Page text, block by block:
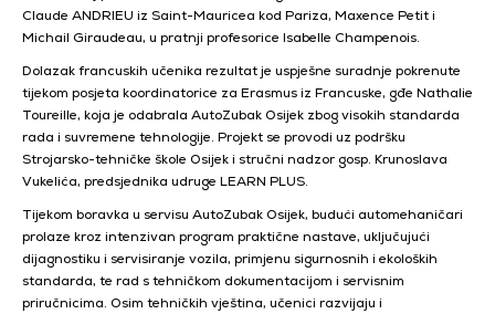
Claude ANDRIEU iz Saint-Mauricea kod Pariza, Maxence Petit i
Michail Giraudeau, u pratnji profesorice Isabelle Champenois.
Dolazak francuskih učenika rezultat je uspješne suradnje pokrenute
tijekom posjeta koordinatorice za Erasmus iz Francuske, gđe Nathalie
Toureille, koja je odabrala AutoZubak Osijek zbog visokih standarda
rada i suvremene tehnologije. Projekt se provodi uz podršku
Strojarsko-tehničke škole Osijek i stručni nadzor gosp. Krunoslava
Vukelića, predsjednika udruge LEARN PLUS.
Tijekom boravka u servisu AutoZubak Osijek, budući automehaničari
prolaze kroz intenzivan program praktične nastave, uključujući
dijagnostiku i servisiranje vozila, primjenu sigurnosnih i ekoloških
standarda, te rad s tehničkom dokumentacijom i servisnim
priručnicima. Osim tehničkih vještina, učenici razvijaju i